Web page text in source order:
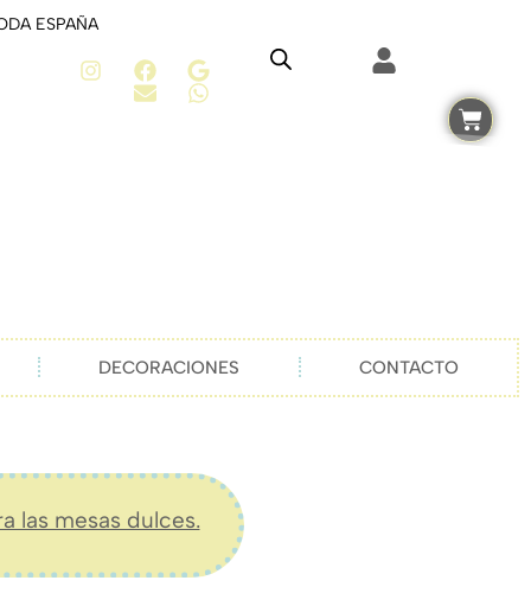
ESPAÑA
DECORACIONES CONTACTO
las mesas dulces.